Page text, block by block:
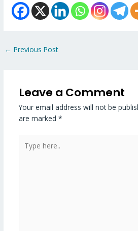
← Previous Post
Leave a Comment
Your email address will not be
are marked *
here..